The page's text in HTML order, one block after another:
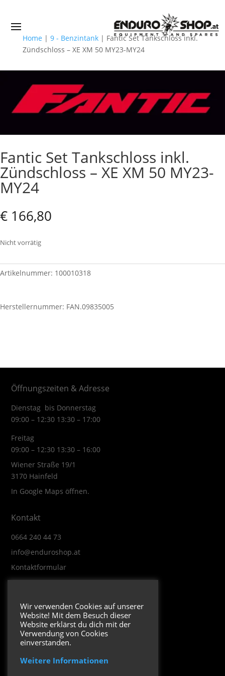
Home | 9 - Benzintank| Fantic Set Tankschloss inkl.
Zündschloss – XE XM 50 MY23-MY24
Fantic Set Tankschloss inkl.
Zündschloss – XE XM 50 MY23-
MY24
€ 166,80
Nicht vorrätig
Artikelnummer: 100010318
Herstellernummer: FAN.09835005
Öffnungszeiten & Adresse
Dienstag bis Donnerstag
09:00 – 12:30 13:30 – 17:00
Freitag
09:00 – 12:30 13:30 – 16:00
Wiener Straße 19/1
3170 Hainfeld
In Google Maps öffnen.
Kontakt
0664 240 44 73
info@enduroshop.at
Kontaktformular
Impressum
Datenschutzerklärung
Folge uns
Wir verwenden Cookies auf unserer
Website! Mit dem Besuch dieser
Website erklärst du dich mit der
Verwendung von Cookies
einverstanden.
Weitere Informationen